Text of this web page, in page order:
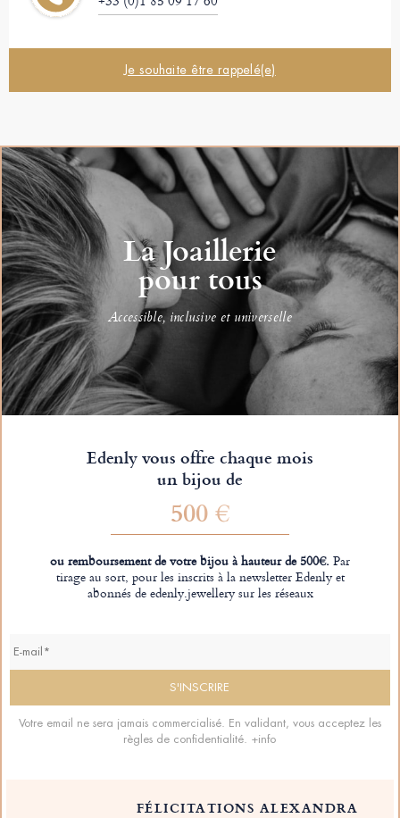
Je souhaite être rappelé(e)
La Joaillerie
pour tous
Accessible, inclusive et universelle
Edenly vous offre chaque mois
un bijou de
500 €
ou remboursement de votre bijou à hauteur de 500€.Par
tirage au sort, pour les inscrits à la newsletter Edenly et
abonnés de edenly.jewellery sur les réseaux
Votre email ne sera jamais commercialisé. En validant, vous acceptez les
règles de confidentialité. +info
FÉLICITATIONS ALEXANDRA